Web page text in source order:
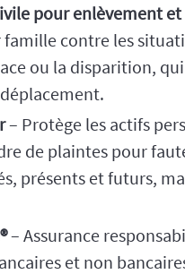
pour enlèvement
famille contre les
ou la disparition,
– Protège les actifs
de plaintes pour
présents et futurs,
– Assurance
et non